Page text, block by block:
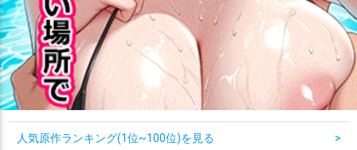
人気原作ランキング(1位~100位)を見る >